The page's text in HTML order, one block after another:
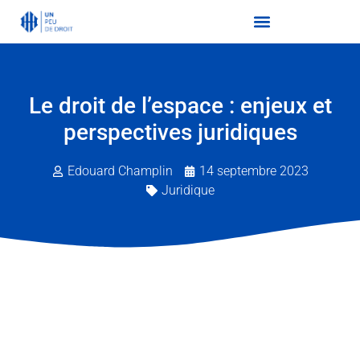
Le droit de l’espace : enjeux et
perspectives juridiques
Edouard Champlin
14 septembre 2023
Juridique